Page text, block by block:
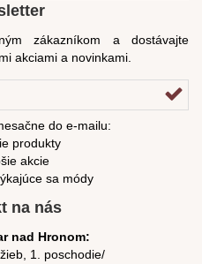
zákazníkom a dostávajte
akciami a novinkami.
do e-mailu:
produkty
akcie
sa módy
na nás
nad Hronom:
1. poschodie/